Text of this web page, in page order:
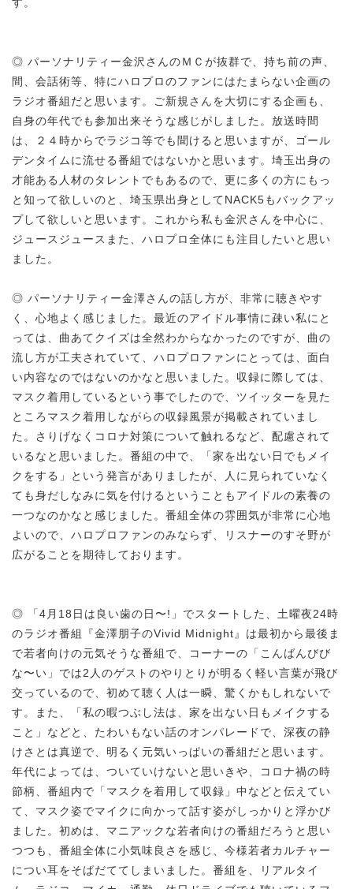
◎ パーソナリティー金沢さんのＭＣが抜群で、持ち前の声、
間、会話術等、特にハロプロのファンにはたまらない企画の
ラジオ番組だと思います。ご新規さんを大切にする企画も、
自身の年代でも参加出来そうな感じがしました。放送時間
は、２４時からでラジコ等でも聞けると思いますが、ゴール
デンタイムに流せる番組ではないかと思います。埼玉出身の
才能ある人材のタレントでもあるので、更に多くの方にもっ
と知って欲しいのと、埼玉県出身としてNACK5もバックアッ
プして欲しいと思います。これから私も金沢さんを中心に、
ジュースジュースまた、ハロプロ全体にも注目したいと思い
ました。
◎ パーソナリティー金澤さんの話し方が、非常に聴きやす
く、心地よく感じました。最近のアイドル事情に疎い私にと
っては、曲あてクイズは全然わからなかったのですが、曲の
流し方が工夫されていて、ハロプロファンにとっては、面白
い内容なのではないのかなと思いました。収録に際しては、
マスク着用しているという事でしたので、ツイッターを見た
ところマスク着用しながらの収録風景が掲載されていまし
た。さりげなくコロナ対策について触れるなど、配慮されて
いるなと思いました。番組の中で、「家を出ない日でもメイ
クをする」という発言がありましたが、人に見られていなく
ても身だしなみに気を付けるということもアイドルの素養の
一つなのかなと感じました。番組全体の雰囲気が非常に心地
よいので、ハロプロファンのみならず、リスナーのすそ野が
広がることを期待しております。
◎ 「4月18日は良い歯の日〜!」でスタートした、土曜夜24時
のラジオ番組『金澤朋子のVivid Midnight』は最初から最後ま
で若者向けの元気そうな番組で、コーナーの「こんばんびび
な〜い」では2人のゲストのやりとりが明るく軽い言葉が飛び
交っているので、初めて聴く人は一瞬、驚くかもしれないで
す。また、「私の暇つぶし法は、家を出ない日もメイクする
こと」などと、たわいもない話のオンパレードで、深夜の静
けさとは真逆で、明るく元気いっぱいの番組だと思います。
年代によっては、ついていけないと思いきや、コロナ禍の時
節柄、番組内で「マスクを着用して収録」中などと伝えてい
て、マスク姿でマイクに向かって話す姿がしっかりと浮かび
ました。初めは、マニアックな若者向けの番組だろうと思い
つつも、番組全体に小気味良さを感じ、今様若者カルチャー
につい耳をそばだててしまいました。番組を、リアルタイ